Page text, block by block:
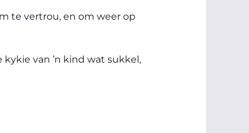
te vertrou, en om weer op
van ’n kind wat sukkel,